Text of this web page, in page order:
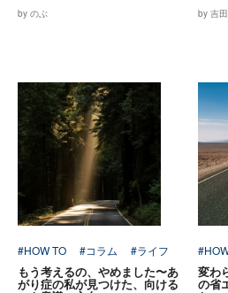
by のぶ by 吉
#HOW TO #コラム #ライフ
もう考えるの、やめました〜あ
がり症の私が見つけた、向ける
変わ
の省